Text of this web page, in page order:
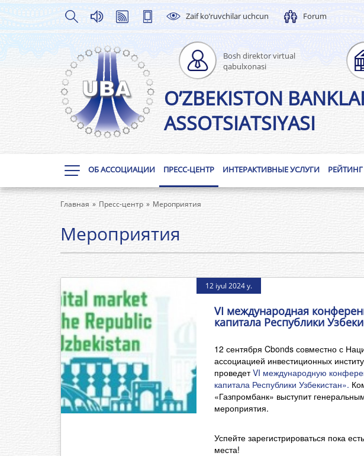
Zaif ko’ruvchilar uchcun Forum
Bosh direktor virtual
qabulxonasi
O’ZBEKISTON
ASSOTSIATSIYASI
ОБ АССОЦИАЦИИ ПРЕСС-ЦЕНТР ИНТЕРАКТИВНЫЕ УСЛУГИ
Главная Пресс-центр Мероприятия
Мероприятия
12 iyul 2024 y.
VI международная
капитала Республики
12 сентября Cbonds совместно с
ассоциацией инвестиционных
проведетVI международную
капитала Республики Узбекистан».
«Газпромбанк» выступит
мероприятия.
Успейте зарегистрироваться пока есть
места!